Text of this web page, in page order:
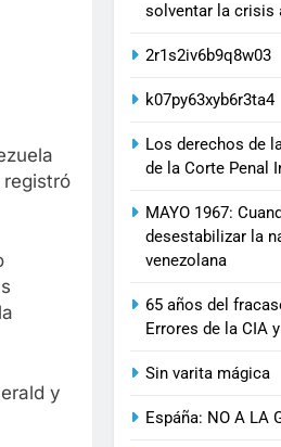
registró
y
solventar la crisis
2r1s2iv6b9q8w03
k07py63xyb6r3ta4
Los derechos de
de la Corte Penal
MAYO 1967:
desestabilizar la
venezolana
65 años del
Errores de la CIA
Sin varita mágica
Espáña: NO A LA